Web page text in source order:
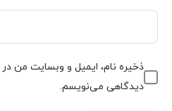
ذخیره نام، ایمیل و وبسایت من در
دیدگاهی می‌نویسم.